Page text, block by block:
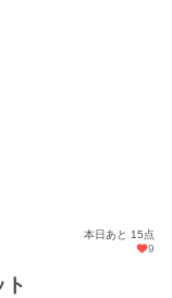
本日あと 15点
9
ト